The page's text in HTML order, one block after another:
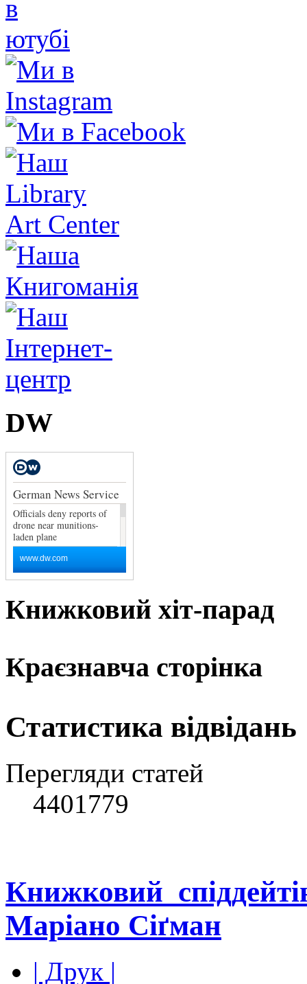
DW
Книжковий хіт-парад
Краєзнавча сторінка
Статистика відвідань
Перегляди статей
4401779
Маріано Сіґман
| Друк |